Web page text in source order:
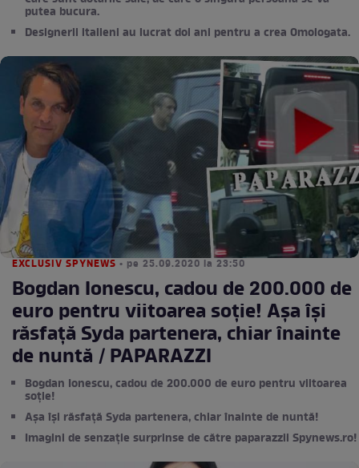
putea bucura.
Designerii italieni au lucrat doi ani pentru a crea Omologata.
EXCLUSIV SPYNEWS • pe 25.09.2020 la 23:50
Bogdan Ionescu, cadou de 200.000 de
euro pentru viitoarea soție! Așa își
răsfață Syda partenera, chiar înainte
de nuntă / PAPARAZZI
Bogdan Ionescu, cadou de 200.000 de euro pentru viitoarea
soție!
Așa își răsfață Syda partenera, chiar înainte de nuntă!
Imagini de senzație surprinse de către paparazzii Spynews.ro!